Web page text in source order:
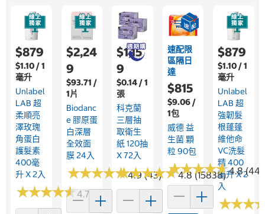
$879
$1.10 / 1
毫升
Unlabel
LAB 超
柔順亮
澤玫瑰
角蛋白
護髮素
400毫
升 X 2入
★★★★★
★★★★★4.7 (3)
$2,24
9
$93.71 /
1片
Biodanc
E 膠原蛋
白深層
全效面
膜 24入
★★★★★
★★★★★4.9 (43)
$1,15
9
$0.14 / 1
張
科克蘭
三層抽
取衛生
紙 120抽
X 72入
★★★★★
★★★★★4.8 (15838)
速配限
區隔日
達
$815
$9.06 /
1包
威德 益
生菌 顆
粒 90包
★★★★★
★★★★★4.8
$879
$1.10 / 1
毫升
Unlabel
LAB 超
強韌髮
根蓬蓬
維他命
VC洗髮
精 400
毫升 X 2
入
★★★
★★★